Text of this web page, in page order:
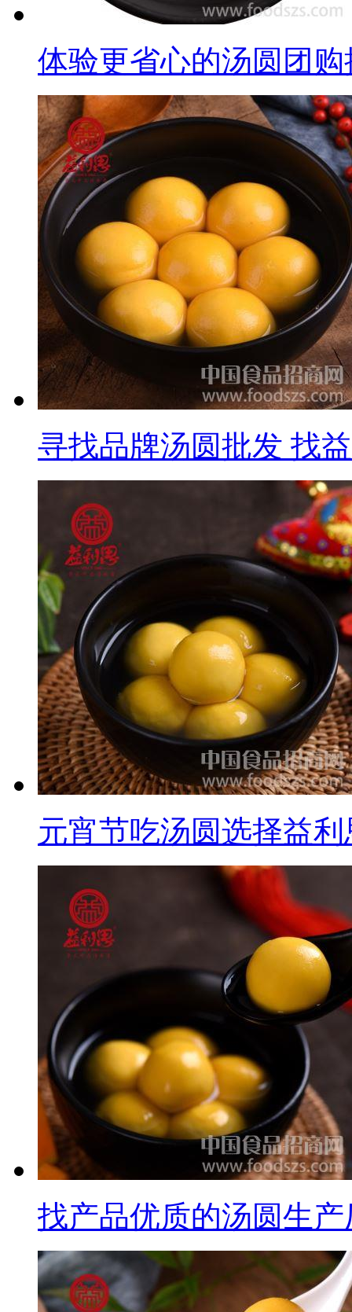
体验更省心的汤圆团
寻找品牌汤圆批发 找
元宵节吃汤圆选择益
找产品优质的汤圆生